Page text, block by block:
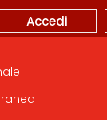
Accedi